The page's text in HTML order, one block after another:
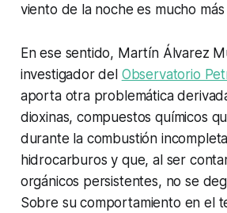
viento de la noche es mucho más
En ese sentido, Martín Álvarez
investigador del Observatorio
aporta otra problemática
dioxinas, compuestos químicos
durante la combustión
hidrocarburos y que, al ser
orgánicos persistentes, no se
Sobre su comportamiento en el